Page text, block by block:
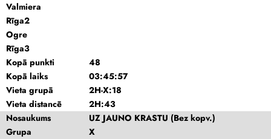
Valmiera
Rīga2
Ogre
Rīga3
Kopā punkti
48
Kopā laiks
03:45:57
Vieta grupā
2H-X:18
Vieta distancē
2H:43
Nosaukums
UZ JAUNO KRASTU (Bez kopv.)
Grupa
X